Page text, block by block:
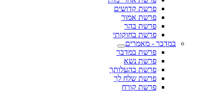
פרשת קדושים
פרשת אמור
פרשת בהר
פרשת בחוקותי
במדבר - מאמרים
פרשת במדבר
פרשת נשא
פרשת בהעלותך
פרשת שלח לך
פרשת קורח